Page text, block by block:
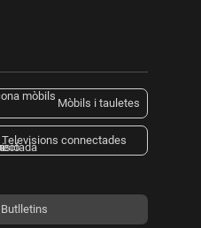
Mòbils i tauletes
Televisions connectades
Butlletins